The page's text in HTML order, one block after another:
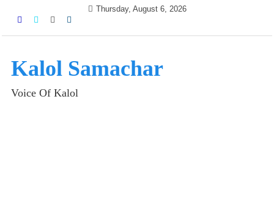
Thursday, August 6, 2026
Kalol Samachar
Voice Of Kalol